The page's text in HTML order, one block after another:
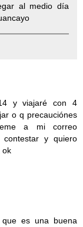
al medio día
y viajaré con 4
o q precauciónes
a mi correo
contestar y quiero
ok
que es una buena